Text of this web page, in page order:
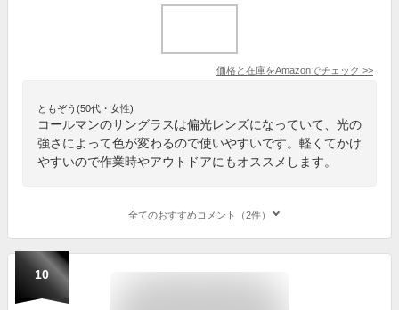
価格と在庫をAmazonでチェック >>
ともぞう(50代・女性)
コールマンのサングラスは偏光レンズになっていて、光の
強さによって色が変わるので使いやすいです。軽くてかけ
やすいので作業時やアウトドアにもオススメします。
全てのおすすめコメント（2件）
10